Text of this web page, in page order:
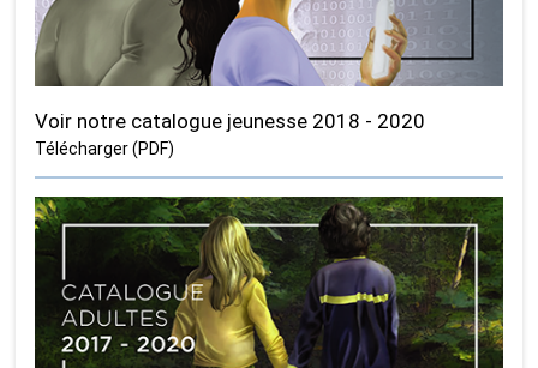
Voir notre catalogue jeunesse 2018 - 2020
Télécharger (PDF)